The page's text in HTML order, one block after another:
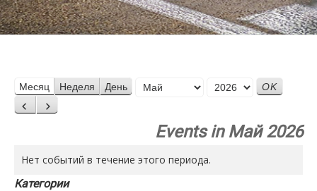
Месяц Неделя День
Месяц
Назад
Вперед
Events in Май 2026
Нет событий в течение этого периода.
Категории